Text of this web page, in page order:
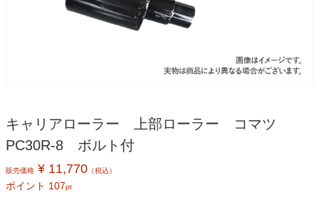
キャリアローラー 上部ローラー コマツ
PC30R-8 ボルト付
販売価格 ¥ 11,770 （税込）
ポイント 107pt